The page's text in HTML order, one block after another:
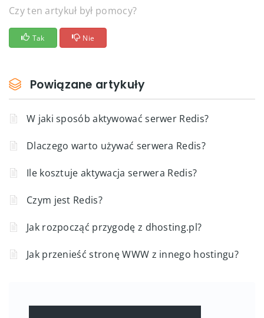
Czy ten artykuł był pomocy?
Tak Nie
Powiązane artykuły
W jaki sposób aktywować serwer Redis?
Dlaczego warto używać serwera Redis?
Ile kosztuje aktywacja serwera Redis?
Czym jest Redis?
Jak rozpocząć przygodę z dhosting.pl?
Jak przenieść stronę WWW z innego hostingu?